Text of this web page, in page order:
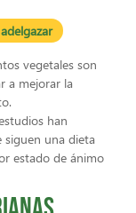
vegetales son
a mejorar la
han
siguen una dieta
estado de ánimo